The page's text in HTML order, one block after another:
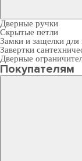
Дверные ручки
Скрытые петли
Замки и защелки
Завертки
Дверные
Покупателям